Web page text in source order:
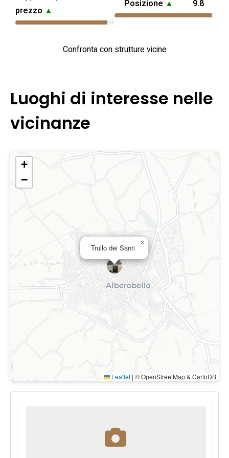
prezzo ▲
Posizione ▲ 9.8
Confronta con strutture vicine
Luoghi di interesse nelle
vicinanze
Trullo dei Santi
×
+
−
Leaflet | © OpenStreetMap & CartoDB